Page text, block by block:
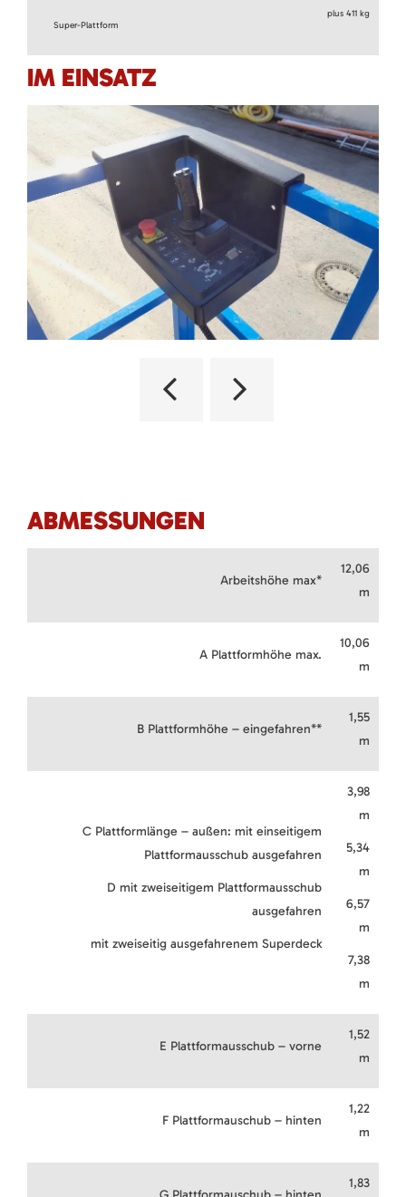
Super-Plattform
plus 411 kg
IM EINSATZ
ABMESSUNGEN
Arbeitshöhe max*
12,06
m
A Plattformhöhe max.
10,06
m
B Plattformhöhe – eingefahren**
1,55
m
C Plattformlänge – außen: mit einseitigem
Plattformausschub ausgefahren
D mit zweiseitigem Plattformausschub
ausgefahren
mit zweiseitig ausgefahrenem Superdeck
3,98
m
5,34
m
6,57
m
7,38
m
E Plattformausschub – vorne
1,52
m
F Plattformauschub – hinten
1,22
m
1,83